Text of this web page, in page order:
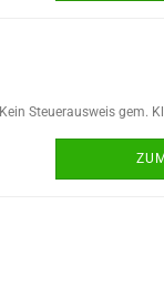
Kein Steuerausweis gem.